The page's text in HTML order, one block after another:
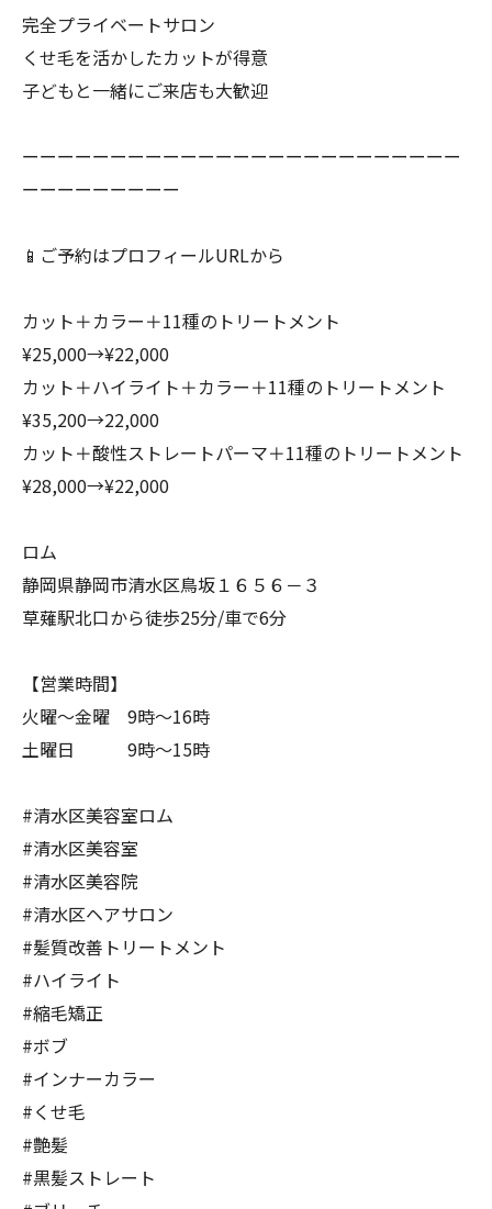
完全プライベートサロン
くせ毛を活かしたカットが得意
子どもと一緒にご来店も大歓迎
ーーーーーーーーーーーーーーーーーーーーーーーーー
ーーーーーーーーー
📱ご予約はプロフィールURLから
カット＋カラー＋11種のトリートメント
¥25,000→¥22,000
カット＋ハイライト＋カラー＋11種のトリートメント
¥35,200→22,000
カット＋酸性ストレートパーマ＋11種のトリートメント
¥28,000→¥22,000
ロム
静岡県静岡市清水区鳥坂１６５６－３
草薙駅北口から徒歩25分/車で6分
【営業時間】
火曜～金曜 9時～16時
土曜日 9時〜15時
#清水区美容室ロム
#清水区美容室
#清水区美容院
#清水区ヘアサロン
#髪質改善トリートメント
#ハイライト
#縮毛矯正
#ボブ
#インナーカラー
#くせ毛
#艶髪
#黒髪ストレート